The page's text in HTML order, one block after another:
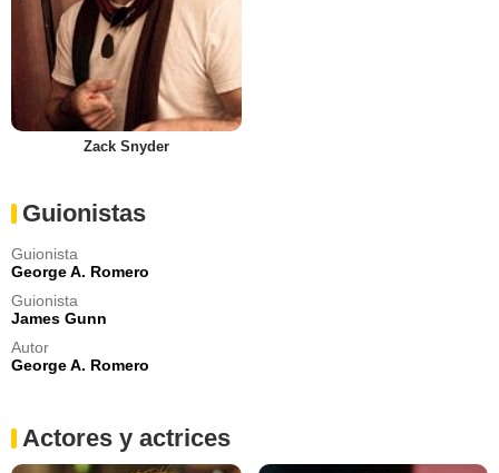
Zack Snyder
Guionistas
Guionista
George A. Romero
Guionista
James Gunn
Autor
George A. Romero
Actores y actrices